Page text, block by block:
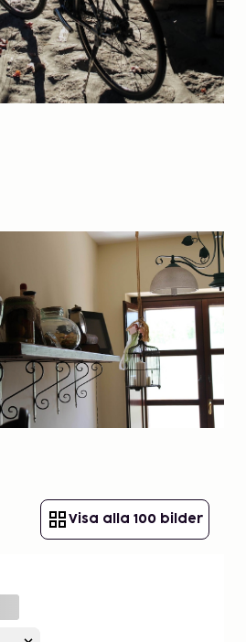
Visa alla 100 bilder